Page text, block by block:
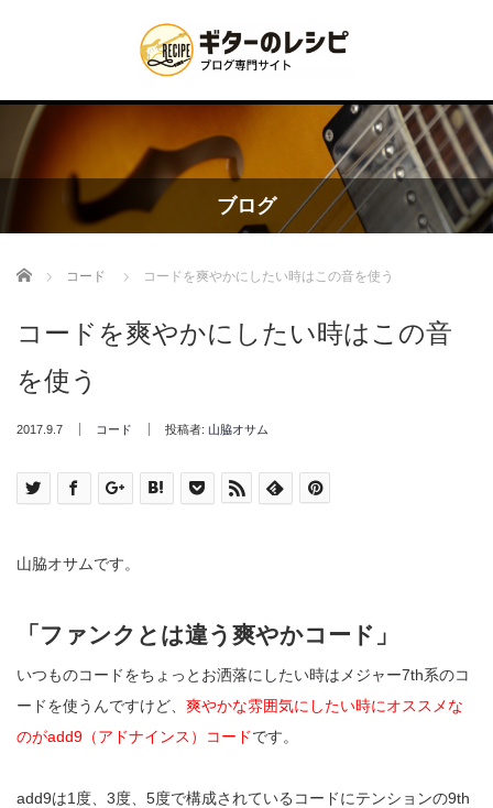
ブログ
Home コード コードを爽やかにしたい時はこの音を使う
コードを爽やかにしたい時はこの音
を使う
2017.9.7 コード 投稿者: 山脇オサム
山脇オサムです。
「ファンクとは違う爽やかコード」
いつものコードをちょっとお洒落にしたい時はメジャー7th系のコ
ードを使うんですけど、 爽やかな雰囲気にしたい時にオススメな
のがadd9（アドナインス）コードです。
add9は1度、3度、5度で構成されているコードにテンションの9th